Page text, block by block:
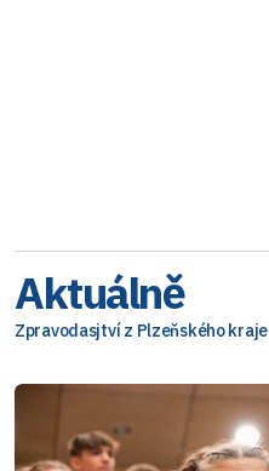
Aktuálně
Zpravodasjtví z Plzeňského kraje